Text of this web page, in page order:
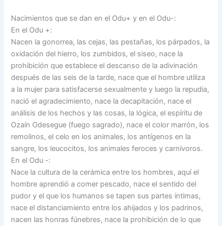
Nacimientos que se dan en el Odu+ y en el Odu-:
En el Odu +:
Nacen la gonorrea, las cejas, las pestañas, los párpados, la
oxidación del hierro, los zumbidos, el siseo, nace la
prohibición que establece el descanso de la adivinación
después de las seis de la tarde, nace que el hombre utiliza
a la mujer para satisfacerse sexualmente y luego la repudia,
nació el agradecimiento, nace la decapitación, nace el
análisis de los hechos y las cosas, la lógica, el espíritu de
Ozaín Odesegue (fuego sagrado), nace el color marrón, los
remolinos, el celo en los animales, los antígenos en la
sangre, los leucocitos, los animales feroces y carnívoros.
En el Odu -:
Nace la cultura de la cerámica entre los hombres, aquí el
hombre aprendió a comer pescado, nace el sentido del
pudor y el que los humanos se tapen sus partes íntimas,
nace el distanciamiento entre los ahijados y los padrinos,
nacen las honras fúnebres, nace la prohibición de lo que